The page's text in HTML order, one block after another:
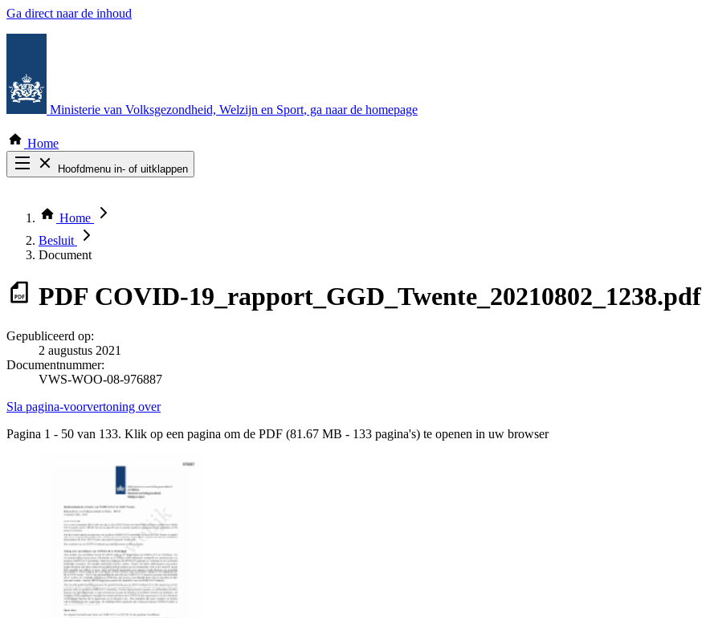
Ga direct naar de inhoud
Ministerie van Volksgezondheid, Welzijn en Sport, ga naar de homepage
Home
Hoofdmenu in- of uitklappen
Thema COVID-19
Bekijk per bestuursorgaan
Home
Besluit
Document
PDF COVID-19_rapport_GGD_Twente_20210802_1238.pdf
Gepubliceerd op:
2 augustus 2021
Documentnummer:
VWS-WOO-08-976887
Sla pagina-voorvertoning over
Pagina 1 - 50 van 133. Klik op een pagina om de PDF (81.67 MB - 133 pagina's) te openen in uw browser